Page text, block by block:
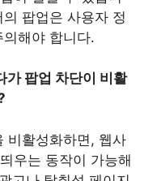
팝업은 사용자 정
해야 합니다.
가 팝업 차단이 비활
비활성화하면, 웹사
우는 동작이 가능해